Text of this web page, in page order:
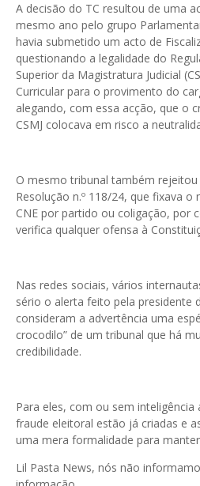
A decisão do TC resultou de uma
mesmo ano pelo grupo
havia submetido um acto de
questionando a legalidade do
Superior da Magistratura Judicial
Curricular para o provimento do
alegando, com essa acção, que o
CSMJ colocava em risco a
O mesmo tribunal também
Resolução n.º 118/24, que fixava
CNE por partido ou coligação, por
verifica qualquer ofensa à
Nas redes sociais, vários
sério o alerta feito pela presidente
consideram a advertência uma
crocodilo” de um tribunal que há
credibilidade.
Para eles, com ou sem inteligência
fraude eleitoral estão já criadas e
uma mera formalidade para
Lil Pasta News, nós não